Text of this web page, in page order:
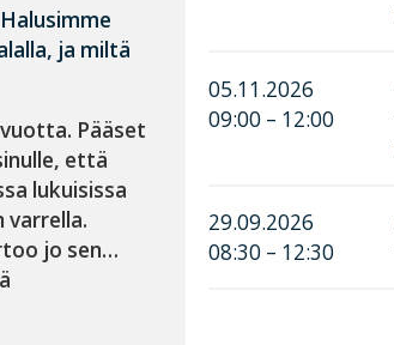
ja miltä
Pääset
että
lukuisissa
varrella.
jo sen…
05.11.2026
09:00 – 12:00
29.09.2026
08:30 – 12:30